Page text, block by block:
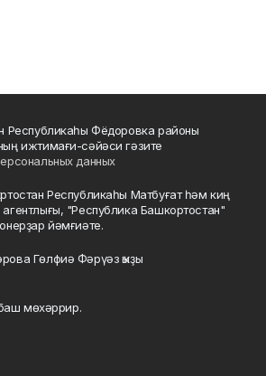
Республикаһы Фёдоровка районы
ижтимағи-сәйәси гәзите
данных
Республикаһы Матбуғат һәм киң
"Республика Башкортостан"
йәмғиәте.
Гөлфиә Фәрүәз ҡыҙы
мөхәррир.